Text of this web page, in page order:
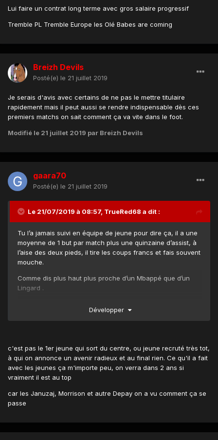
Lui faire un contrat long terme avec gros salaire progressif
Tremble PL Tremble Europe les Olé Babes are coming
Breizh Devils
Posté(e) le 21 juillet 2019
Je serais d'avis avec certains de ne pas le mettre titulaire
rapidement mais il peut aussi se rendre indispensable dès ces
premiers matchs on sait comment ça va vite dans le foot.
Modifié le 21 juillet 2019 par Breizh Devils
gaara70
Posté(e) le 21 juillet 2019
Le 21/07/2019 à 08:57, TrueRed68 a dit :
Tu l’a jamais suivi en équipe de jeune pour dire ça, il a une
moyenne de 1 but par match plus une quinzaine d’assist, à
l’aise des deux pieds, il tire les coups francs et fais souvent
mouche.
Comme dis plus haut plus proche d’un Mbappé que d’un
Lingard .
progressivement il aime repiquer dans l’axe .
Développer
c'est pas le 1er jeune qui sort du centre, ou jeune recruté très tot,
à qui on annonce un avenir radieux et au final rien. Ce qu'il a fait
avec les jeunes ça m'importe peu, on verra dans 2 ans si
vraiment il est au top
car les Januzaj, Morrison et autre Depay on a vu comment ça se
passe